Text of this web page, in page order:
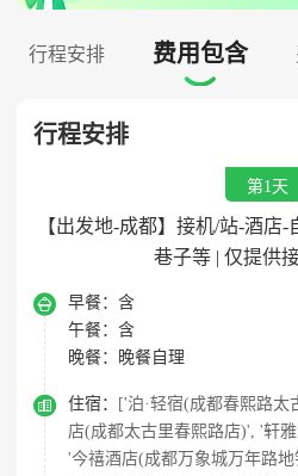
行程安排 费用包含

行程安排
第1天
【出发地-成都】接机/站-酒店
巷子等 | 仅提供
 早餐： 含
午餐： 含
晚餐：
晚餐自理
 住宿：
['泊·轻宿(成都春熙路
店(成都太古里春熙路店)', '轩
'今禧酒店(成都万象城万年路